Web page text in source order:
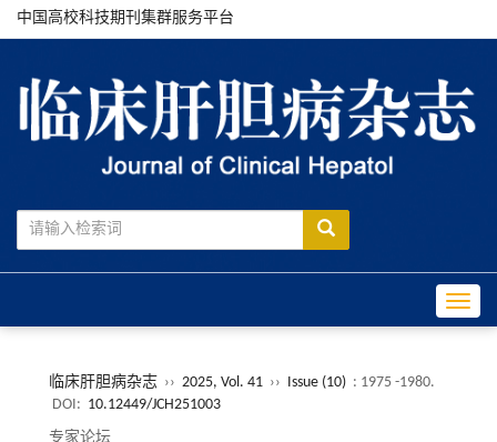
中国高校科技期刊集群服务平台
临床肝胆病杂志 ›› 2025, Vol. 41 ›› Issue (10) : 1975 -1980.
DOI: 10.12449/JCH251003
专家论坛